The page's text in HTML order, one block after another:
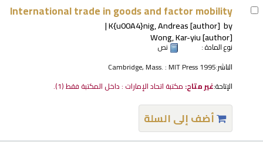
International trade in goods and factor mobility
by
K{u00A4}nig, Andreas[author]
Wong, Kar-yiu[author]
نوع المادة :
نص
الناشر:Cambridge, Mass. : MIT Press 1995
الإتاحة:غير متاح: مكتبة اتحاد الإمارات : داخل المكتبة فقط(1).
أضف إلى السلة